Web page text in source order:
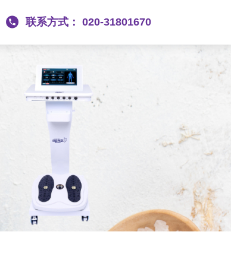
联系方式： 020-31801670